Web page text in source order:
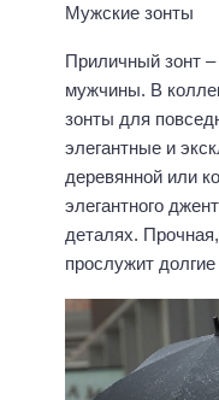
Мужские зонты
Приличный зонт
мужчины. В
зонты для
элегантные и
деревянной или
элегантного
деталях.
прослужит